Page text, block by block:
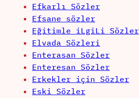
Efkarlı Sözler
Efsane sözler
Eğitimle iLgiLi Sözler
Elvada Sözleri
Enterasan Sözler
Enteresan Sözler
Erkekler için Sözler
Eski Sözler